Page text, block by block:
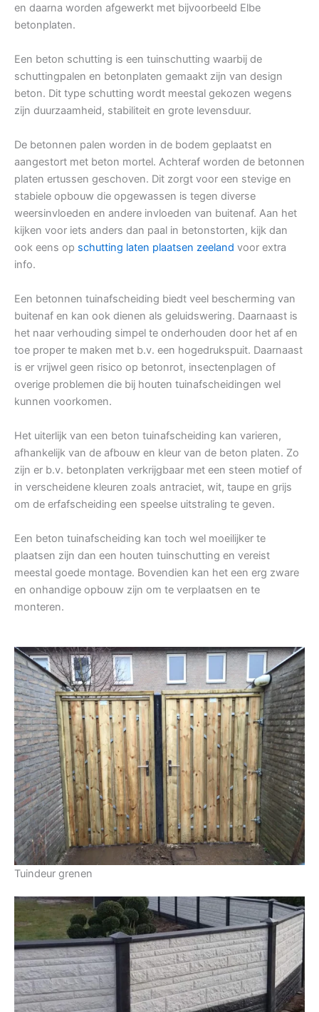
en daarna worden afgewerkt met bijvoorbeeld Elbe
betonplaten.
Een beton schutting is een tuinschutting waarbij de
schuttingpalen en betonplaten gemaakt zijn van design
beton. Dit type schutting wordt meestal gekozen wegens
zijn duurzaamheid, stabiliteit en grote levensduur.
De betonnen palen worden in de bodem geplaatst en
aangestort met beton mortel. Achteraf worden de betonnen
platen ertussen geschoven. Dit zorgt voor een stevige en
stabiele opbouw die opgewassen is tegen diverse
weersinvloeden en andere invloeden van buitenaf. Aan het
kijken voor iets anders dan paal in betonstorten, kijk dan
ook eens op schutting laten plaatsen zeeland voor extra
info.
Een betonnen tuinafscheiding biedt veel bescherming van
buitenaf en kan ook dienen als geluidswering. Daarnaast is
het naar verhouding simpel te onderhouden door het af en
toe proper te maken met b.v. een hogedrukspuit. Daarnaast
is er vrijwel geen risico op betonrot, insectenplagen of
overige problemen die bij houten tuinafscheidingen wel
kunnen voorkomen.
Het uiterlijk van een beton tuinafscheiding kan varieren,
afhankelijk van de afbouw en kleur van de beton platen. Zo
zijn er b.v. betonplaten verkrijgbaar met een steen motief of
in verscheidene kleuren zoals antraciet, wit, taupe en grijs
om de erfafscheiding een speelse uitstraling te geven.
Een beton tuinafscheiding kan toch wel moeilijker te
plaatsen zijn dan een houten tuinschutting en vereist
meestal goede montage. Bovendien kan het een erg zware
en onhandige opbouw zijn om te verplaatsen en te
monteren.
Tuindeur grenen